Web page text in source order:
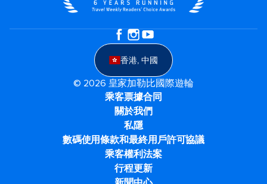
香港, 中國
© 2026 皇家加勒比國際遊輪
乘客票據合同
關於我們
私隱
數碼使用條款和最終用戶許可協議
乘客權利法案
行程更新